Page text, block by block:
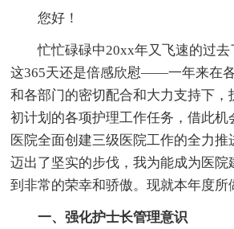
您好！
忙忙碌碌中20xx年又飞速的过去
这365天还是倍感欣慰——一年来在各
和各部门的密切配合和大力支持下，
初计划的各项护理工作任务，借此机
医院全面创建三级医院工作的全力推
迈出了坚实的步伐，我为能成为医院
到非常的荣幸和骄傲。现就本年度所
一、强化护士长管理意识